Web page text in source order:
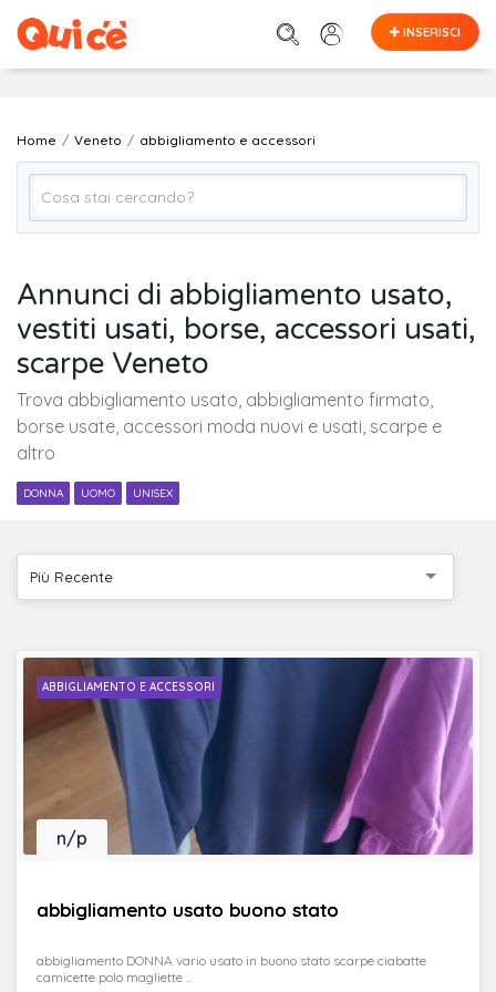
INSERISCI
Home Veneto abbigliamento e accessori
VENETO (regione)
Cerca
Annunci di abbigliamento usato,
vestiti usati, borse, accessori usati,
scarpe Veneto
Trova abbigliamento usato, abbigliamento firmato,
borse usate, accessori moda nuovi e usati, scarpe e
altro
DONNA UOMO UNISEX
Più Recente
ABBIGLIAMENTO E ACCESSORI
abbigliamento usato buono stato
n/p
abbigliamento DONNA vario usato in buono stato scarpe ciabatte
camicette polo magliette ...